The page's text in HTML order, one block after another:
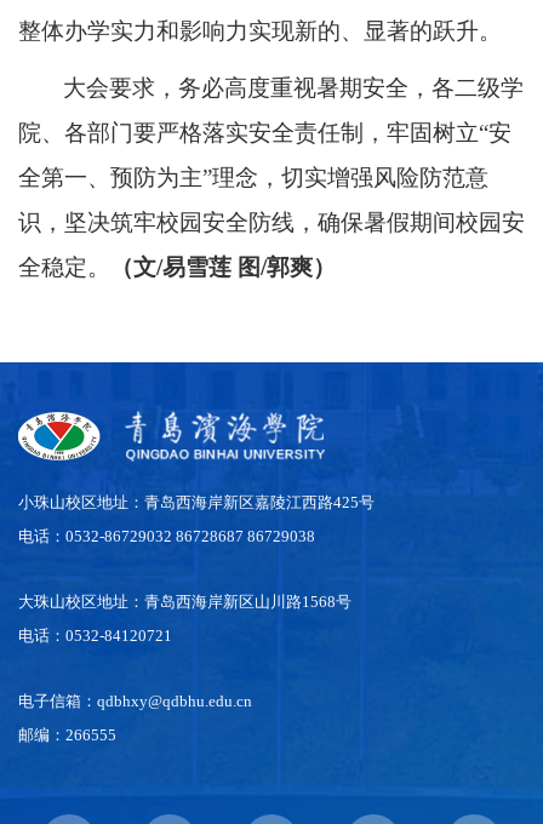
整体办学实力和影响力实现新的、显著的跃升。
大会要求 ，务必高度重视暑期安全，各二级学
院、各部门要严格落实安全责任制，牢固树立“安
全第一、预防为主”理念，切实增强风险防范意
识， 坚决筑牢校园安全防线，确保暑假期间校园安
全稳定。
（文/易雪莲 图/郭爽）
小珠山校区地址：青岛西海岸新区嘉陵江西路425号
电话：0532-86729032 86728687 86729038
大珠山校区地址：青岛西海岸新区山川路1568号
电话：0532-84120721
电子信箱：qdbhxy@qdbhu.edu.cn
邮编：266555